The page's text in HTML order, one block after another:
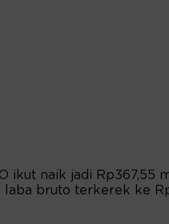
ikut naik jadi Rp367,55
laba bruto terkerek ke